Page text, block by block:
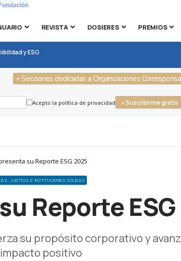
REVISTA DOSIERES PREMIOS
y ESG
» Secciones dedicadas a Organizaciones
Acepto la política de privacidad » Suscribirme gratis
su Reporte ESG 2025
JUSTICIA E INSTITUCIONES SÓLIDAS
Reporte
su propósito corporativo y
positivo